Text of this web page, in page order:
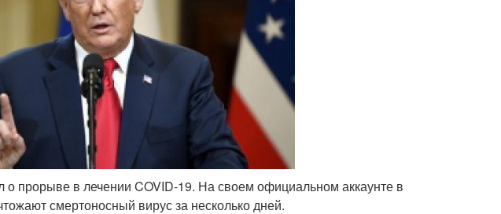
прорыве в лечении COVID-19. На своем официальном аккаунте в
смертоносный вирус за несколько дней.